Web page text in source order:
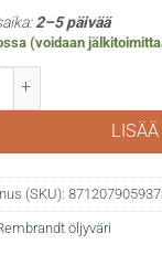
2–5 päivää
(voidaan
öljy 40ml 626
(SKU):
öljyväri